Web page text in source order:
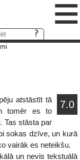
≡
7.0
atstāstīt tā
tomēr es to
Tas stāsta par
sokas dzīve, un kurā
vairāk es neteikšu.
un nevis tekstuālā